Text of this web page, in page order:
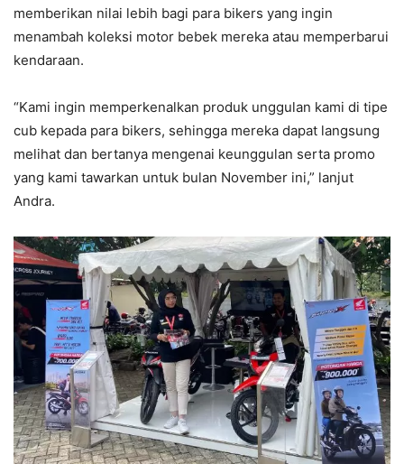
memberikan nilai lebih bagi para bikers yang ingin
menambah koleksi motor bebek mereka atau memperbarui
kendaraan.
“Kami ingin memperkenalkan produk unggulan kami di tipe
cub kepada para bikers, sehingga mereka dapat langsung
melihat dan bertanya mengenai keunggulan serta promo
yang kami tawarkan untuk bulan November ini,” lanjut
Andra.